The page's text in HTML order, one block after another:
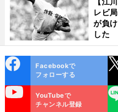
・
困
、
」
レビ
が負
した
ok
Facebookで
フォローする
YouTubeで
チャンネル登録
LINE